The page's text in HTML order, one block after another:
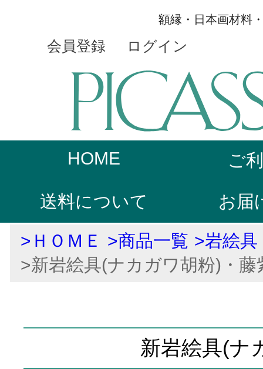
額縁・日本画材料
会員登録 ログイン
HOME ご
送料について お届
>ＨＯＭＥ >商品一覧 >岩絵具
>新岩絵具(ナカガワ胡粉)・藤
新岩絵具(ナ